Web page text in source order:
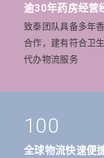
逾30年药房经营
致泰团队具备多年
合作，建有符合卫
代办物流服务
100
全球物流快速便